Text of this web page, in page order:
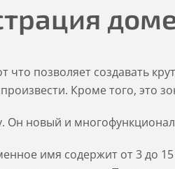
что позволяет создавать
Кроме того, это
Он новый и
имя содержит от 3 до